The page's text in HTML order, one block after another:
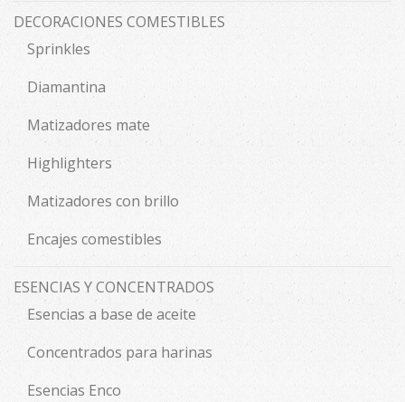
DECORACIONES COMESTIBLES
Sprinkles
Diamantina
Matizadores mate
Highlighters
Matizadores con brillo
Encajes comestibles
ESENCIAS Y CONCENTRADOS
Esencias a base de aceite
Concentrados para harinas
Esencias Enco